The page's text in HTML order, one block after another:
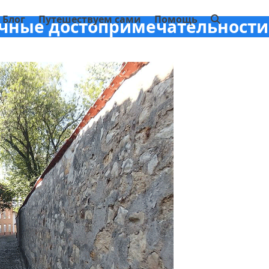
Блог Путешествуем сами Помощь